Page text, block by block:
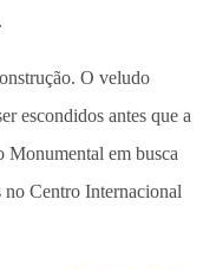
O veludo
escondidos antes que a
em busca
no Centro Internacional